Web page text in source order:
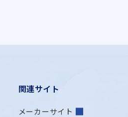
関連サイト
メーカーサイト